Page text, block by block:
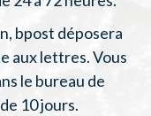
bpost déposera
aux lettres. Vous
le bureau de
10 jours.